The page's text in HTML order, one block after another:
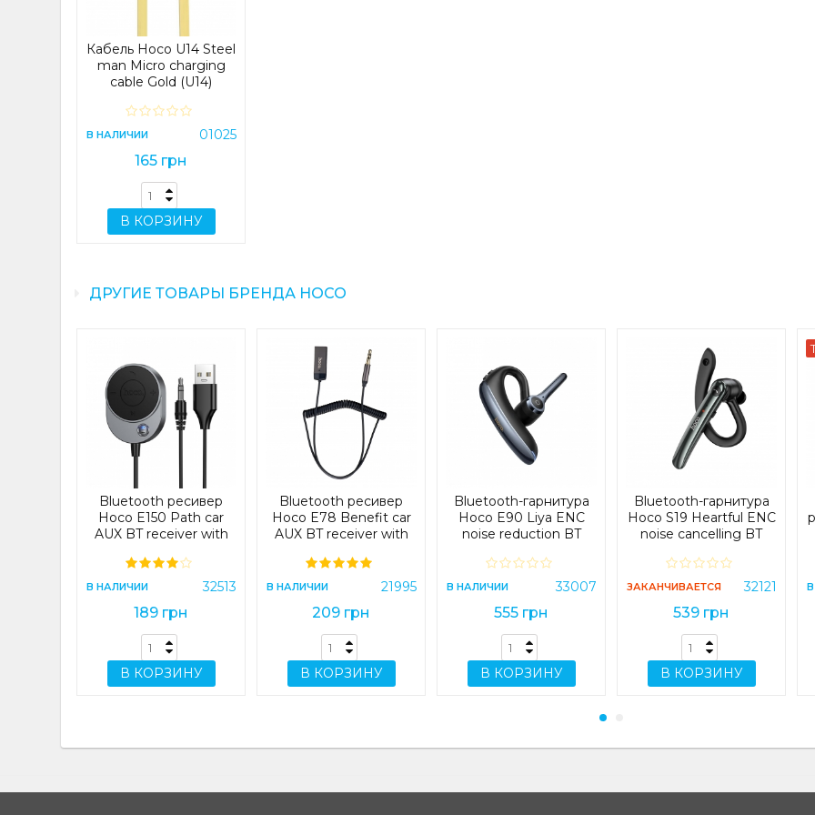
Кабель Hoco U14 Steel
man Micro charging
cable Gold (U14)
В НАЛИЧИИ 01025
165 грн
В КОРЗИНУ
ДРУГИЕ ТОВАРЫ БРЕНДА HOCO
Bluetooth ресивер
Hoco E150 Path car
AUX BT receiver with
В НАЛИЧИИ 32513
189 грн
В КОРЗИНУ
Bluetooth ресивер
Hoco E78 Benefit car
AUX BT receiver with
В НАЛИЧИИ 21995
209 грн
В КОРЗИНУ
Bluetooth-гарнитура
Hoco E90 Liya ENC
noise reduction BT
В НАЛИЧИИ 33007
555 грн
В КОРЗИНУ
Bluetooth-гарнитура
Hoco S19 Heartful ENC
noise cancelling BT
ЗАКАНЧИВАЕТСЯ 32121
539 грн
В КОРЗИНУ